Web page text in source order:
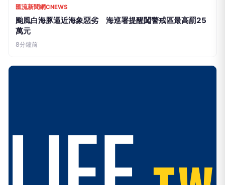
颱風白海豚逼近海象惡劣 海巡署提醒闖警戒區最高罰25